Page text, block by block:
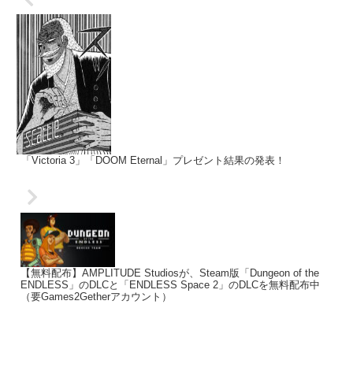
「Victoria 3」「DOOM Eternal」プレゼント結果の発表！
【無料配布】AMPLITUDE Studiosが、Steam版「Dungeon of the
ENDLESS」のDLCと「ENDLESS Space 2」のDLCを無料配布中
（要Games2Getherアカウント）